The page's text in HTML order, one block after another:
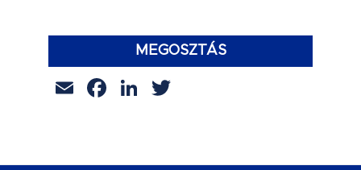
MEGOSZTÁS
EmailFacebook
LinkedIn